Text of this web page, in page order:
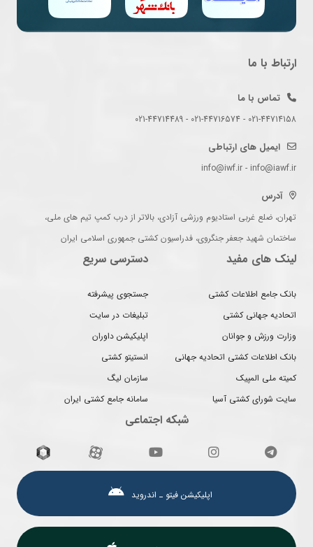
ارتباط با ما
تماس با ما
021-44714158 - 021-44716574 - 021-44714489
ایمیل های ارتباطی
info@iwf.ir - info@iawf.ir
آدرس
تهران، ضلع غربی استادیوم ورزشی آزادی، بالاتر از درب کمپ تیم های ملی،
ساختمان شهید جعفر جنگروی، فدراسیون کشتی جمهوری اسلامی ایران
لینک های مفید
بانک جامع اطلاعات کشتی
اتحادیه جهانی کشتی
وزارت ورزش و جوانان
بانک اطلاعات کشتی اتحادیه جهانی
کمیته ملی المپیک
سایت شورای کشتی آسیا
دسترسی سریع
جستجوی پیشرفته
تبلیغات در سایت
اپلیکیشن داوران
انستیتو کشتی
سازمان لیگ
سامانه جامع کشتی ایران
شبکه اجتماعی
اپلیکیشن فیتو ـ اندروید